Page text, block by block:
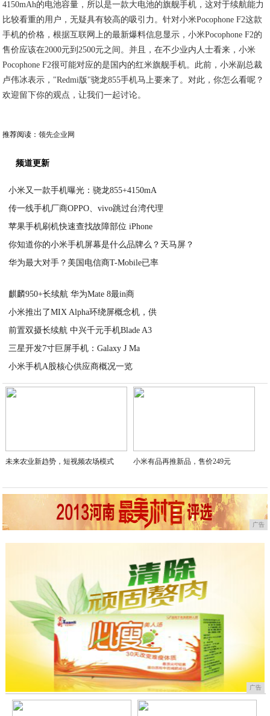
4150mAh的电池容量，所以是一款大电池的旗舰手机，这对于续航能力
比较看重的用户，无疑具有较高的吸引力。针对小米Pocophone F2这款
手机的价格，根据互联网上的最新爆料信息显示，小米Pocophone F2的
售价应该在2000元到2500元之间。并且，在不少业内人士看来，小米
Pocophone F2很可能对应的是国内的红米旗舰手机。此前，小米副总裁
卢伟冰表示，"Redmi版"骁龙855手机马上要来了。对此，你怎么看呢？
欢迎留下你的观点，让我们一起讨论。
推荐阅读：领先企业网
频道更新
小米又一款手机曝光：骁龙855+4150mA
传一线手机厂商OPPO、vivo跳过台湾代理
苹果手机刷机快速查找故障部位 iPhone
你知道你的小米手机屏幕是什么品牌么？天马屏？
华为最大对手？美国电信商T-Mobile已率
麒麟950+长续航 华为Mate 8最in商
小米推出了MIX Alpha环绕屏概念机，供
前置双摄长续航 中兴千元手机Blade A3
三星开发7寸巨屏手机：Galaxy J Ma
小米手机A股核心供应商概况一览
2020-07-17
未来农业新趋势，短视频农场模式 小米有品再推新品，售价249元
广告
广告